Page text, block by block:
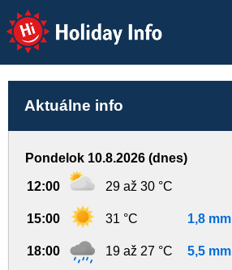
Holiday Info
Aktuálne info
Pondelok 10.8.2026 (dnes)
12:00 29 až 30 °C
15:00 31 °C 1,8 mm
18:00 19 až 27 °C 5,5 mm